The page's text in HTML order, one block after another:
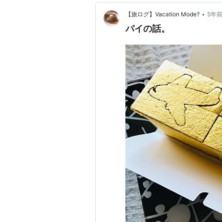
【旅ログ】Vacation Mode? • 5年前
パイの話。